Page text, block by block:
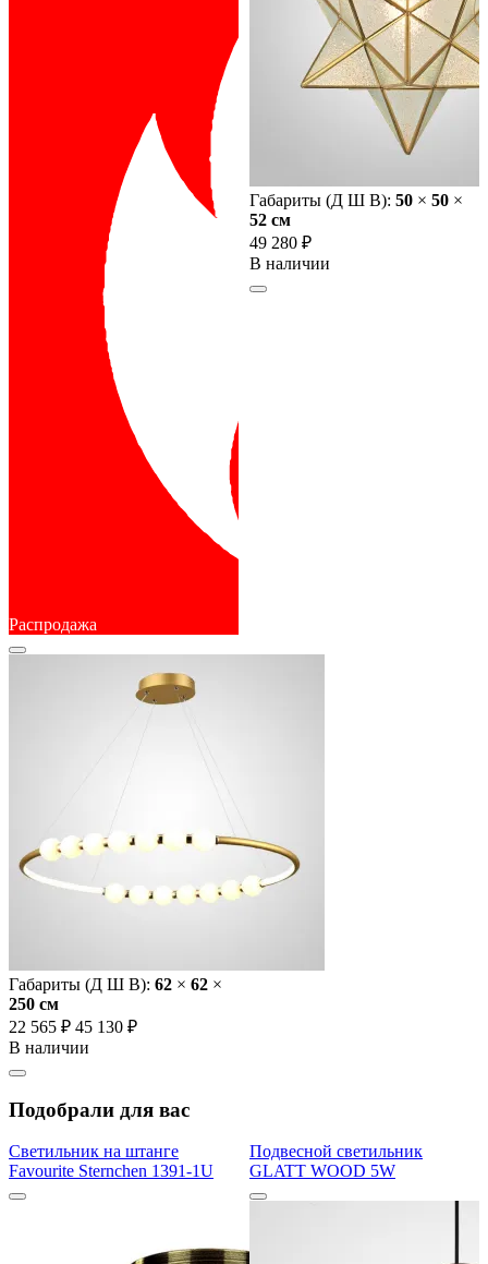
Распродажа
Габариты (Д Ш В): 62 × 62 ×
250 cм
22 565 ₽ 45 130 ₽
В наличии
Габариты (Д Ш В): 50 × 50 ×
52 cм
49 280 ₽
В наличии
Подобрали для вас
Светильник на штанге
Favourite Sternchen 1391-1U
Подвесной светильник
GLATT WOOD 5W